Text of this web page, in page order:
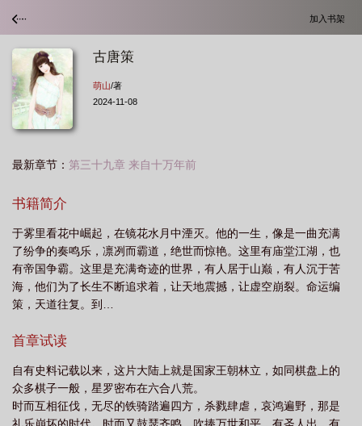
加入书架
古唐策
萌山/著
2024-11-08
最新章节： 第三十九章 来自十万年前
书籍简介
于雾里看花中崛起，在镜花水月中湮灭。他的一生，像是一曲充满
了纷争的奏鸣乐，凛冽而霸道，绝世而惊艳。这里有庙堂江湖，也
有帝国争霸。这里是充满奇迹的世界，有人居于山巅，有人沉于苦
海，他们为了长生不断追求着，让天地震撼，让虚空崩裂。命运编
策，天道往复。到…
首章试读
自有史料记载以来，这片大陆上就是国家王朝林立，如同棋盘上的
众多棋子一般，星罗密布在六合八荒。
时而互相征伐，无尽的铁骑踏遍四方，杀戮肆虐，哀鸿遍野，那是